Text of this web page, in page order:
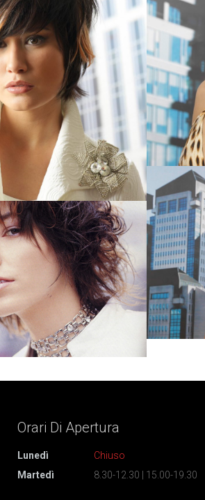
Orari Di Apertura
Lunedì
Chiuso
Martedì
8.30-12.30 | 15.00-19.30